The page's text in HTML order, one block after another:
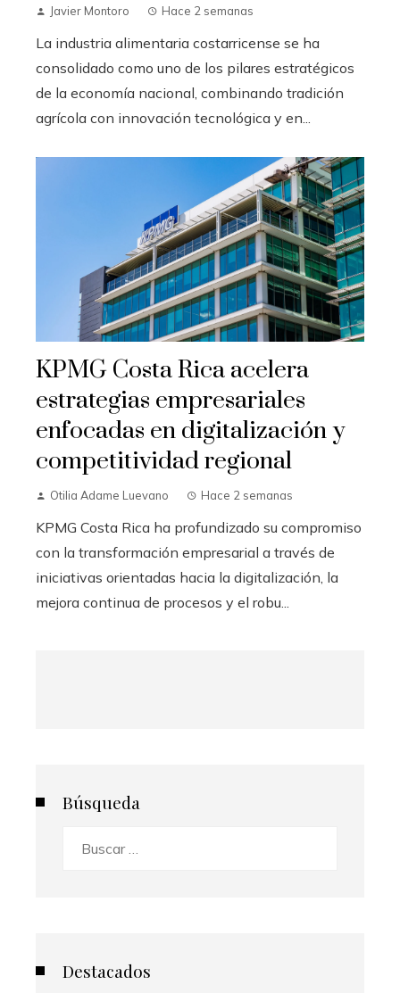
Javier Montoro Hace 2 semanas
La industria alimentaria costarricense se ha
consolidado como uno de los pilares estratégicos
de la economía nacional, combinando tradición
agrícola con innovación tecnológica y en...
KPMG Costa Rica acelera
estrategias empresariales
enfocadas en digitalización y
competitividad regional
Otilia Adame Luevano Hace 2 semanas
KPMG Costa Rica ha profundizado su compromiso
con la transformación empresarial a través de
iniciativas orientadas hacia la digitalización, la
mejora continua de procesos y el robu...
Búsqueda
Destacados